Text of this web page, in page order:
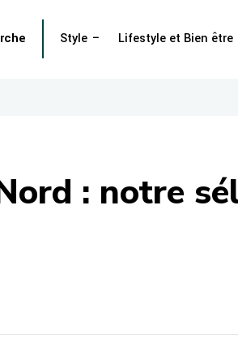
Style Lifestyle et Bien être
: notre